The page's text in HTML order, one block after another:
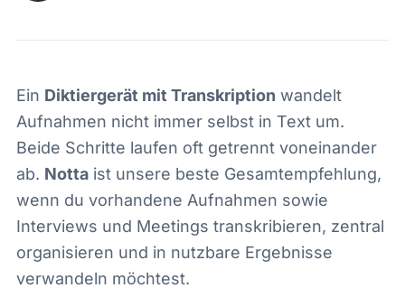
Ein Diktiergerät mit Transkription wandelt
Aufnahmen nicht immer selbst in Text um.
Beide Schritte laufen oft getrennt voneinander
ab. Notta ist unsere beste Gesamtempfehlung,
wenn du vorhandene Aufnahmen sowie
Interviews und Meetings transkribieren, zentral
organisieren und in nutzbare Ergebnisse
verwandeln möchtest.